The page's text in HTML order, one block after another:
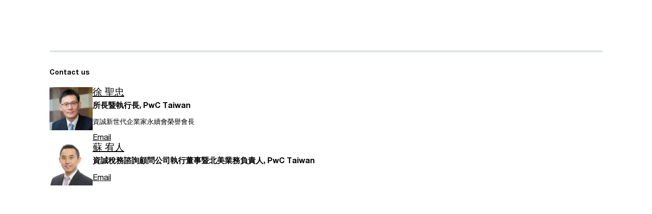
Contact us
徐 聖忠
所長暨執行長, PwC Taiwan
資誠新世代企業家永續會榮譽會長
Email
蘇 宥人
資誠稅務諮詢顧問公司執行董事暨北美業務負責人, PwC Taiwan
Email